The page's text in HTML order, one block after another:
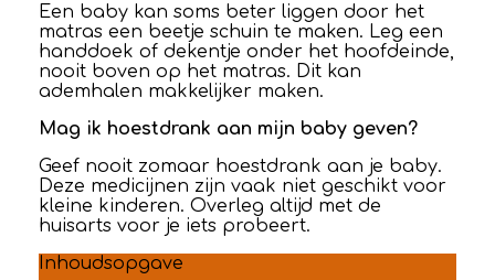
Een baby kan soms beter liggen door het
matras een beetje schuin te maken. Leg een
handdoek of dekentje onder het hoofdeinde,
nooit boven op het matras. Dit kan
ademhalen makkelijker maken.
Mag ik hoestdrank aan mijn baby geven?
Geef nooit zomaar hoestdrank aan je baby.
Deze medicijnen zijn vaak niet geschikt voor
kleine kinderen. Overleg altijd met de
huisarts voor je iets probeert.
Inhoudsopgave